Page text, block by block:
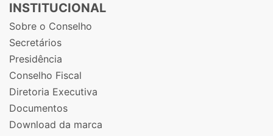
INSTITUCIONAL
Sobre o Conselho
Secretários
Presidência
Conselho Fiscal
Diretoria Executiva
Documentos
Download da marca